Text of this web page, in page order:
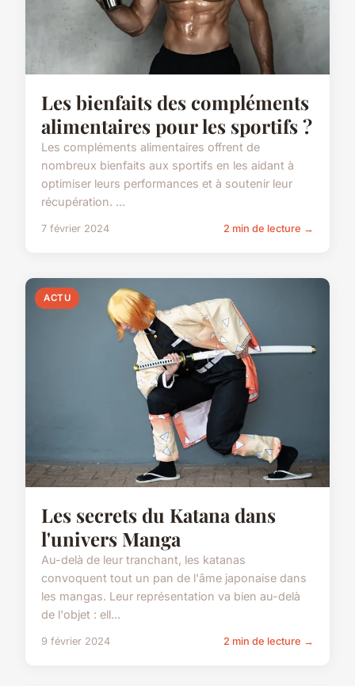
Les bienfaits des compléments
alimentaires pour les sportifs ?
Les compléments alimentaires offrent de
nombreux bienfaits aux sportifs en les aidant à
optimiser leurs performances et à soutenir leur
récupération. ...
7 février 2024 2 min de lecture →
ACTU
Les secrets du Katana dans
l'univers Manga
Au-delà de leur tranchant, les katanas
convoquent tout un pan de l'âme japonaise dans
les mangas. Leur représentation va bien au-delà
de l'objet : ell...
9 février 2024 2 min de lecture →